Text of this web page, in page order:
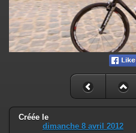
Créée le
dimanche 8 avril 2012